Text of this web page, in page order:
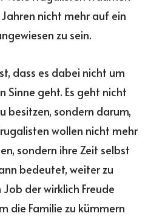
nicht mehr auf ein
zu sein.
dass es dabei nicht um
Sinne geht. Es geht nicht
besitzen, sondern darum,
wollen nicht mehr
sondern ihre Zeit selbst
bedeutet, weiter zu
der wirklich Freude
die Familie zu kümmern